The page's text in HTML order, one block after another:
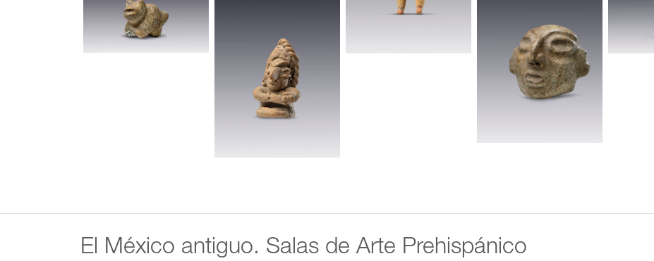
El México antiguo. Salas de Arte Prehispánico